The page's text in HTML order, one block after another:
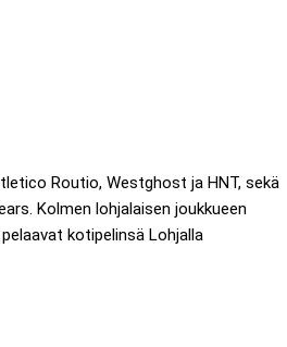
Routio, Westghost ja HNT, sekä
Kolmen lohjalaisen joukkueen
kotipelinsä Lohjalla